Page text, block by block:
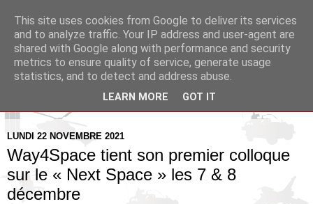
Pax Aquitania
Blog d'actualité et d'analyse stratégique
LUNDI 22 NOVEMBRE 2021
Way4Space tient son premier colloque
sur le « Next Space » les 7 & 8
décembre
This site uses cookies from Google to deliver its services
and to analyze traffic. Your IP address and user-agent are
shared with Google along with performance and security
metrics to ensure quality of service, generate usage
statistics, and to detect and address abuse.
LEARN MORE GOT IT